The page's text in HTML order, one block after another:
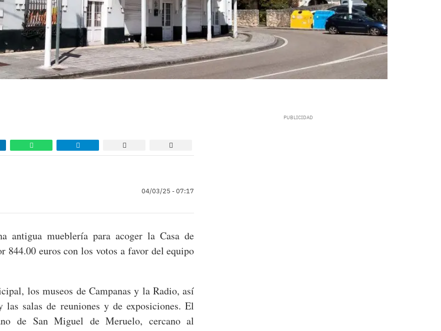
04/03/25 - 07:17
antigua mueblería para acoger la Casa de
844.00 euros con los votos a favor del equipo
los museos de Campanas y la Radio, así
salas de reuniones y de exposiciones. El
de San Miguel de Meruelo, cercano al